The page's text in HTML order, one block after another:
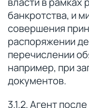
банкротства, и
совершения
распоряжении
перечислении
например, при
документов.
3.1.2. Агент